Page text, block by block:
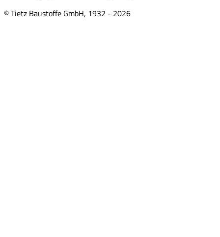
© Tietz Baustoffe GmbH, 1932 - 2026